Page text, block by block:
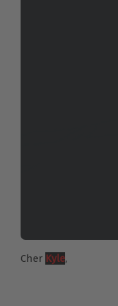
Cher Kyle,